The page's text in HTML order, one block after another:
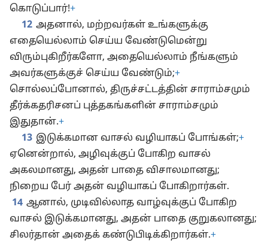
கொடுப்பார்!+
12 அதனால், மற்றவர்கள் உங்களுக்கு
எதையெல்லாம் செய்ய வேண்டுமென்று
விரும்புகிறீர்களோ, அதையெல்லாம் நீங்களும்
அவர்களுக்குச் செய்ய வேண்டும்;+
சொல்லப்போனால், திருச்சட்டத்தின் சாராம்சமும்
தீர்க்கதரிசனப் புத்தகங்களின் சாராம்சமும்
இதுதான்.+
13 இடுக்கமான வாசல் வழியாகப் போங்கள்;+
ஏனென்றால், அழிவுக்குப் போகிற வாசல்
அகலமானது, அதன் பாதை விசாலமானது;
நிறைய பேர் அதன் வழியாகப் போகிறார்கள்.
14 ஆனால், முடிவில்லாத வாழ்வுக்குப் போகிற
வாசல் இடுக்கமானது, அதன் பாதை குறுகலானது;
சிலர்தான் அதைக் கண்டுபிடிக்கிறார்கள்.+